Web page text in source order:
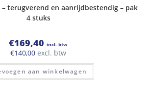
terugverend en aanrijdbestendig – pak
4 stuks
€169,40 incl. btw
€140,00 excl. btw
aan winkelwagen